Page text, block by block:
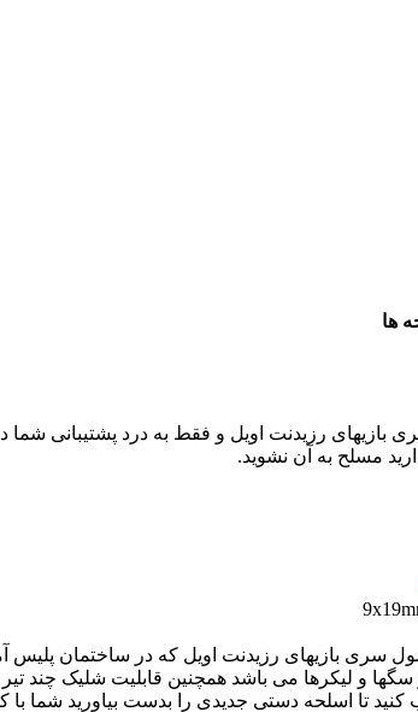
ها
بازیهای رزیدنت اویل و فقط به درد پشتیبانی
مسلح به آن نشوید.
سری بازیهای رزیدنت اویل که در ساختمان پلیس
سگها و لیکرها می باشد همچنین قابلیت شلیک چند
کنید تا اسلحه دستی جدیدی را بدست بیاورید شما با